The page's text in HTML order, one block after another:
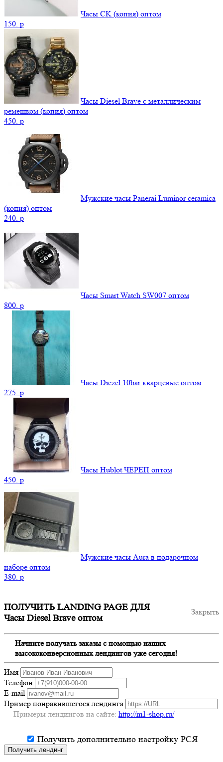
Часы CK (копия) оптом
150. p
Часы Diesel Brave с металлическим
ремешком (копия) оптом
450. p
Мужские часы Panerai Luminor ceramica
(копия) оптом
240. p
Часы Smart Watch SW007 оптом
800. p
Часы Diezel 10bar кварцевые оптом
275. p
Часы Hublot ЧЕРЕП оптом
450. p
Мужские часы Aura в подарочном
наборе оптом
380. p
Закрыть
ПОЛУЧИТЬ LANDING PAGE ДЛЯ
Часы Diesel Brave оптом
Начните получать заказы с помощью наших
высококонверсионных лендингов уже сегодня!
Имя
Телефон
E-mail
Пример понравившегося лендинга
Примеры лендингов на сайте: http://m1-shop.ru/
Получить дополнительно настройку РСЯ
Получить лендинг